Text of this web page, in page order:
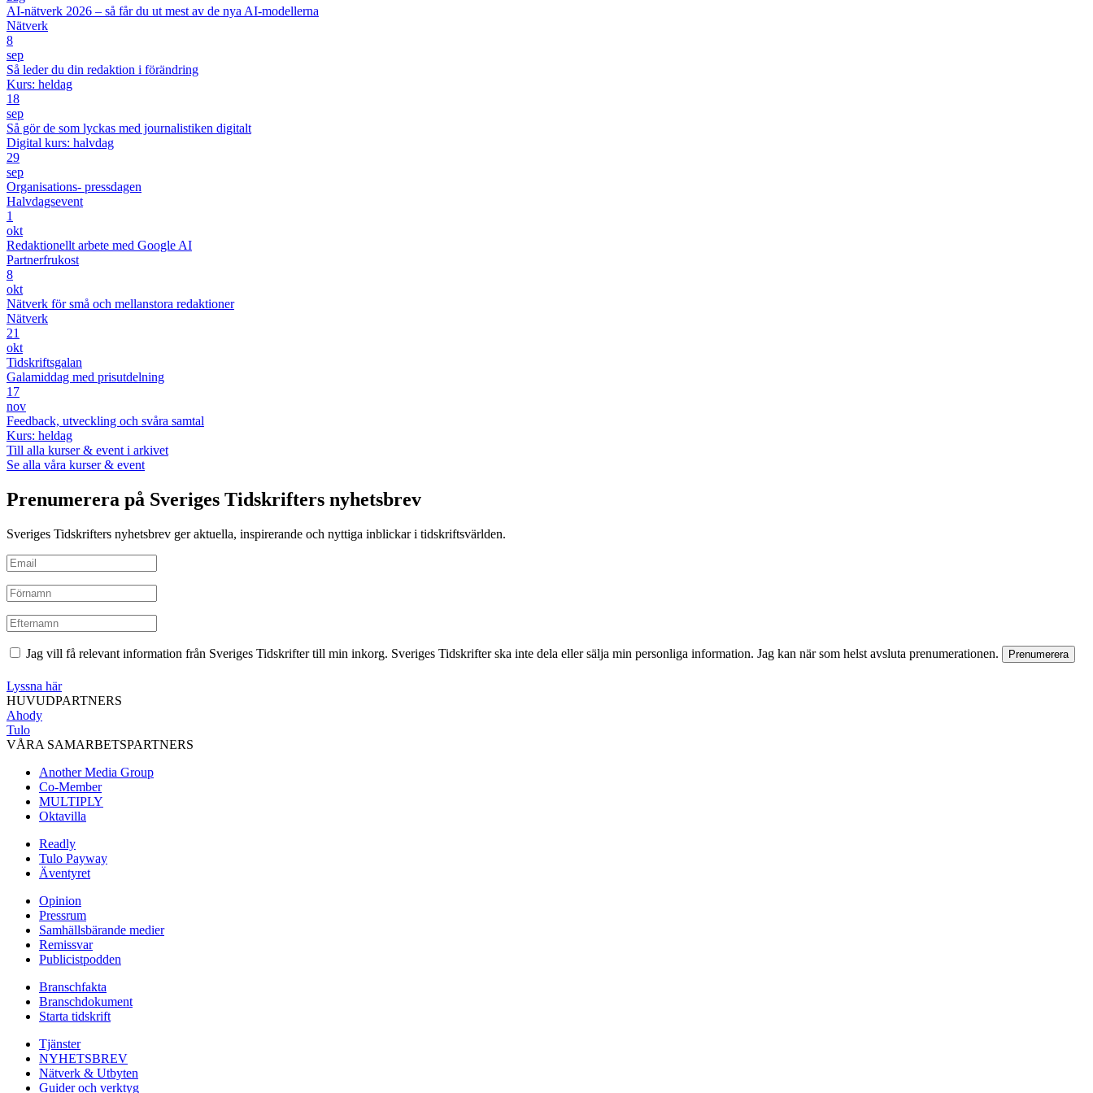
AI-nätverk 2026 – så får du ut mest av de nya AI-modellerna
Nätverk
8
sep
Så leder du din redaktion i förändring
Kurs: heldag
18
sep
Så gör de som lyckas med journalistiken digitalt
Digital kurs: halvdag
29
sep
Organisations- pressdagen
Halvdagsevent
1
okt
Redaktionellt arbete med Google AI
Partnerfrukost
8
okt
Nätverk för små och mellanstora redaktioner
Nätverk
21
okt
Tidskriftsgalan
Galamiddag med prisutdelning
17
nov
Feedback, utveckling och svåra samtal
Kurs: heldag
Till alla kurser & event i arkivet
Se alla våra kurser & event
Prenumerera på Sveriges Tidskrifters nyhetsbrev
Sveriges Tidskrifters nyhetsbrev ger aktuella, inspirerande och nyttiga inblickar i tidskriftsvärlden.
Jag vill få relevant information från Sveriges Tidskrifter till min inkorg. Sveriges Tidskrifter ska inte dela eller sälja min personliga information. Jag kan när som helst avsluta prenumerationen.
Lyssna här
HUVUDPARTNERS
Ahody
Tulo
VÅRA SAMARBETSPARTNERS
Another Media Group
Co-Member
MULTIPLY
Oktavilla
Readly
Tulo Payway
Äventyret
Opinion
Pressrum
Samhällsbärande medier
Remissvar
Publicistpodden
Branschfakta
Branschdokument
Starta tidskrift
Tjänster
NYHETSBREV
Nätverk & Utbyten
Guider och verktyg